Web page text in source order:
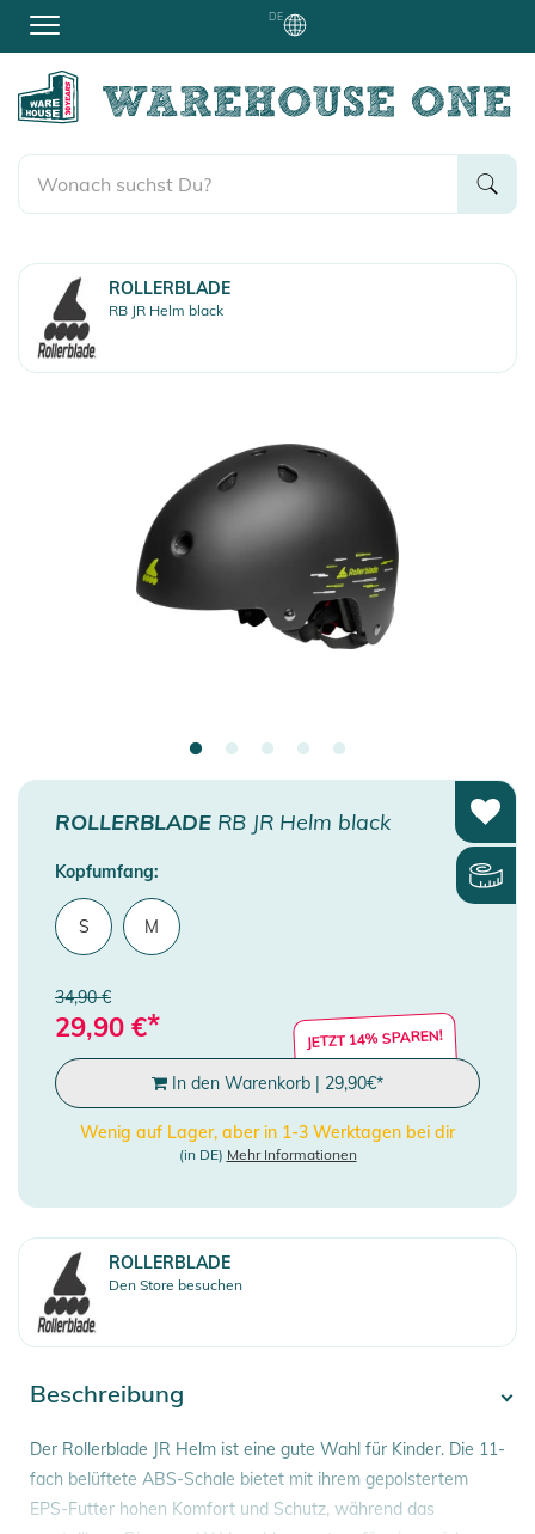
DE
ROLLERBLADE
RB JR Helm black
ROLLERBLADE RB JR Helm black
Kopfumfang:
S M
34,90 €
29,90 €* JETZT 14% SPAREN!
In den Warenkorb | 29,90€*
Wenig auf Lager, aber in 1-3 Werktagen bei dir
(in DE) Mehr Informationen
ROLLERBLADE
Den Store besuchen
Beschreibung
Der Rollerblade JR Helm ist eine gute Wahl für Kinder. Die 11-
fach belüftete ABS-Schale bietet mit ihrem gepolstertem
EPS-Futter hohen Komfort und Schutz, während das